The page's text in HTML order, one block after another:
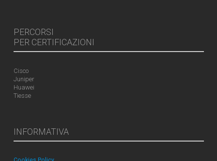
PERCORSI
PER CERTIFICAZIONI
Cisco
Juniper
Huawei
Tiesse
INFORMATIVA